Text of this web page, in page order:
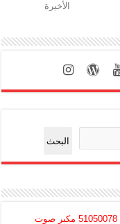
الأخيرة
البحث
خدمة تركيب سماعات سقف 51050078 مكبر صوت